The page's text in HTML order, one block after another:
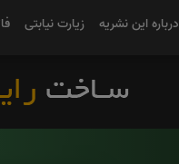
درباره این نشریه زیارت نیابتی